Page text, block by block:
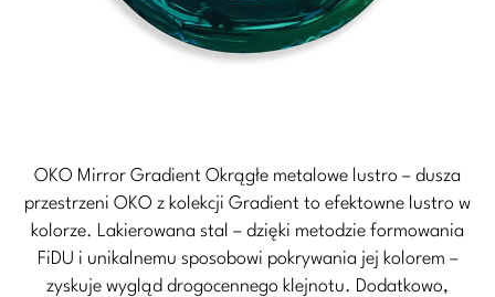
OKO Mirror Gradient Okrągłe metalowe lustro – dusza
przestrzeni OKO z kolekcji Gradient to efektowne lustro w
kolorze. Lakierowana stal – dzięki metodzie formowania
FiDU i unikalnemu sposobowi pokrywania jej kolorem –
zyskuje wygląd drogocennego klejnotu. Dodatkowo,